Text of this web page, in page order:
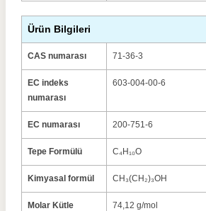
Ürün Bilgileri
CAS numarası 71-36-3
EC indeks
numarası
603-004-00-6
EC numarası 200-751-6
Tepe Formülü C₄H₁₀O
Kimyasal formül CH₃(CH₂)₃OH
Molar Kütle 74,12 g/mol